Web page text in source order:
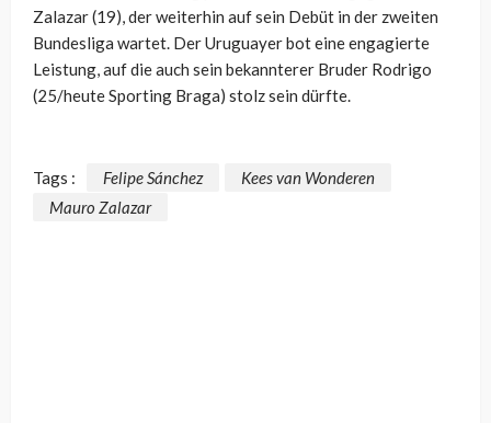
Zalazar (19), der weiterhin auf sein Debüt in der zweiten
Bundesliga wartet. Der Uruguayer bot eine engagierte
Leistung, auf die auch sein bekannterer Bruder Rodrigo
(25/heute Sporting Braga) stolz sein dürfte.
Tags : Felipe Sánchez
Kees van Wonderen
Mauro Zalazar